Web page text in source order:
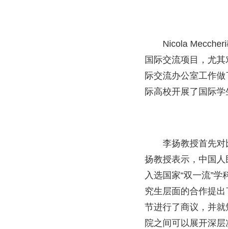
Nicola
国际交流项目，尤
际交流办公室工作
际高校开展了国际
李扬教授首先
扬教授表示，中国
入选国家“双一流”
究生层面的合作提
节进行了商议，并
院之间可以展开深